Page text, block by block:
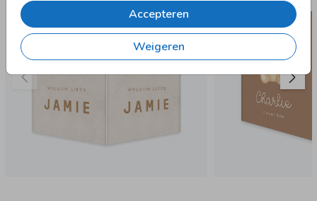
Accepteren
Weigeren